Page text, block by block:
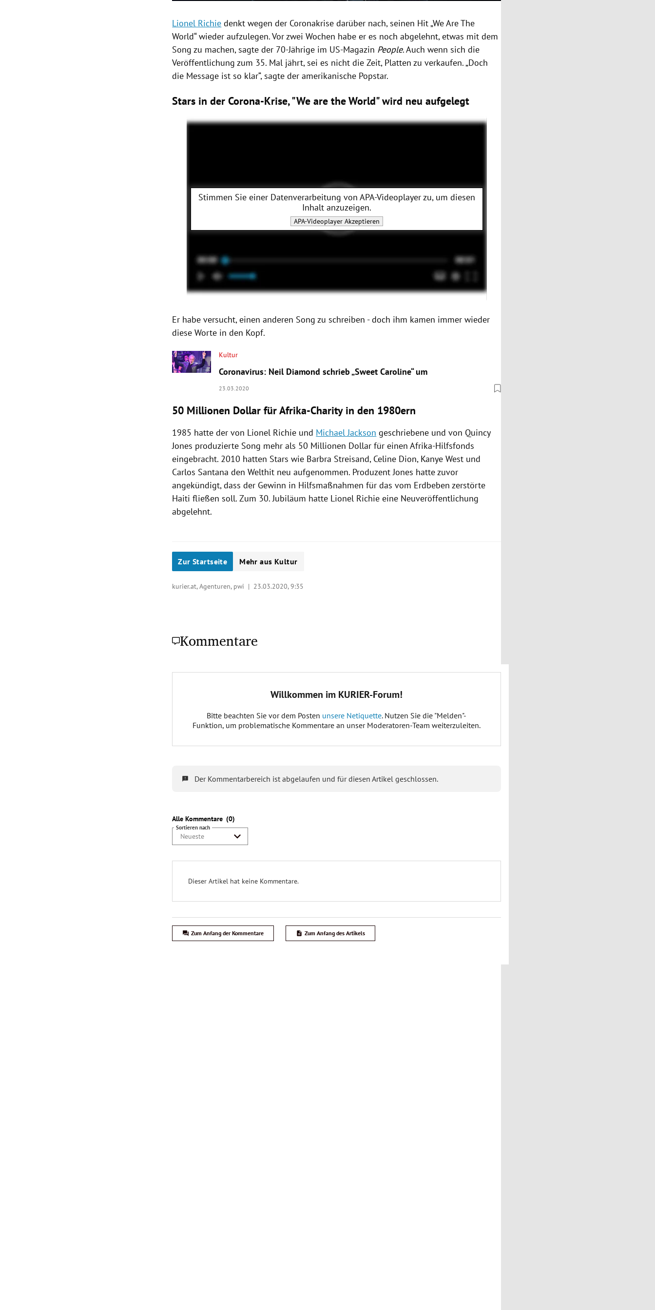
Lionel Richie denkt wegen der Coronakrise darüber nach, seinen Hit „We Are The
World“ wieder aufzulegen. Vor zwei Wochen habe er es noch abgelehnt, etwas mit dem
Song zu machen, sagte der 70-Jährige im US-Magazin People. Auch wenn sich die
Veröffentlichung zum 35. Mal jährt, sei es nicht die Zeit, Platten zu verkaufen. „Doch
die Message ist so klar“, sagte der amerikanische Popstar.
Stars in der Corona-Krise, "We are the World" wird neu aufgelegt
Stimmen Sie einer Datenverarbeitung von APA-Videoplayerzu, um diesen
Inhalt anzuzeigen.
APA-VideoplayerAkzeptieren
Er habe versucht, einen anderen Song zu schreiben - doch ihm kamen immer wieder
diese Worte in den Kopf.
Kultur
Coronavirus: Neil Diamond schrieb „Sweet Caroline“ um
23.03.2020
50 Millionen Dollar für Afrika-Charity in den 1980ern
1985 hatte der von Lionel Richie und Michael Jackson geschriebene und von Quincy
Jones produzierte Song mehr als 50 Millionen Dollar für einen Afrika-Hilfsfonds
eingebracht. 2010 hatten Stars wie Barbra Streisand, Celine Dion, Kanye West und
Carlos Santana denWelthit neu aufgenommen. ProduzentJones hatte zuvor
angekündigt, dass der Gewinn in Hilfsmaßnahmen für das vom Erdbeben zerstörte
Haiti fließen soll. Zum 30. Jubiläum hatte Lionel Richie eine Neuveröffentlichung
abgelehnt.
Zur Startseite Mehr aus Kultur
kurier.at, Agenturen, pwi | 23.03.2020, 9:35
Kommentare